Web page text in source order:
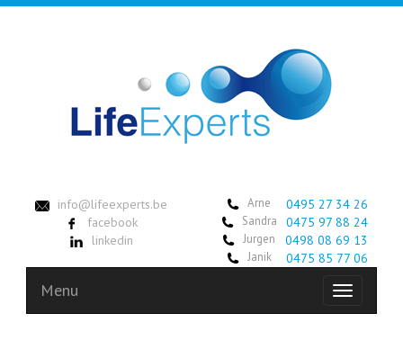
info@lifeexperts.be
facebook
linkedin
Arne 0495 27 34 26
Sandra 0475 97 88 24
Jurgen 0498 08 69 13
Janik 0475 85 77 06
Toggle
Menu